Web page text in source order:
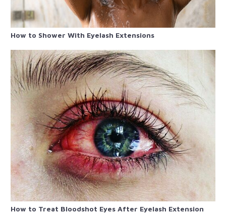
How to Shower With Eyelash Extensions
How to Treat Bloodshot Eyes After Eyelash Extension